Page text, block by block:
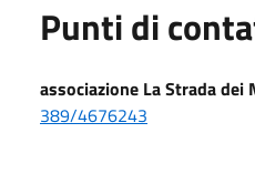
Punti di
associazione La Strada dei
389/4676243